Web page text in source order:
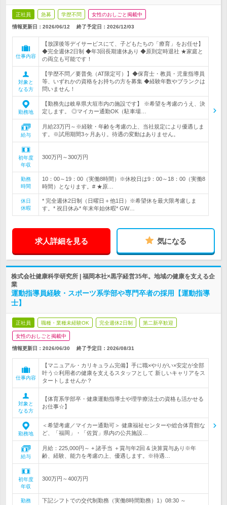
正社員 急募 学歴不問 女性のおしごと掲載中
情報更新日：2026/06/12 終了予定日： 2026/12/03
仕事内容
【放課後等デイサービスにて、子どもたちの「療育」をお任せ】
◆完全週休2日制 ◆年3回長期連休あり ◆原則定時退社 ★家庭と
の両立も可能です！
対象と
なる方
【学歴不問／要普免（AT限定可）】◆保育士・教員・児童指導員
等、いずれかの資格をお持ちの方を募集 ◆経験年数やブランクは
問いません！
勤務地
【勤務先は岐阜県大垣市内の施設です】 ※希望を考慮のうえ、決
定します。 ◎マイカー通勤OK（駐車場…
給与
月給23万円～※経験・年齢を考慮の上、当社規定により優遇しま
す。※試用期間3ヶ月あり。待遇の変動はありません。
初年度
年収
300万円～300万円
勤務
時間
10：00～19：00（実働8時間）※休校日は9：00～18：00（実働8
時間）となります。# ★原…
休日
休暇
* 完全週休2日制（日曜日＋他1日）※希望休を最大限考慮しま
す。* 祝日休み* 年末年始休暇* GW…
求人詳細を見る 気になる
株式会社健康科学研究所 | 福岡本社×黒字経営35年。地域の健康を支える企
業
運動指導員経験・スポーツ系学部や専門卒者の採用【運動指導
士】
正社員 職種・業種未経験OK 完全週休2日制 第二新卒歓迎
女性のおしごと掲載中
情報更新日：2026/06/30 終了予定日： 2026/08/31
仕事内容
【マニュアル・カリキュラム完備】手に職×やりがい×安定が全部
叶う☆利用者の健康を支えるスタッフとして 新しいキャリアをス
タートしませんか？
対象と
なる方
【体育系学部卒・健康運動指導士や理学療法士の資格も活かせる
お仕事☆】
勤務地
＜希望考慮／マイカー通勤可＞ 健康福祉センターや総合体育館な
ど、「福岡」・「佐賀」県内の公共施設…
給与
月給：225,000円～ + 諸手当 ＋賞与年2回 & 決算賞与あり※年
齢、経験、能力を考慮の上、優遇します。※待遇…
初年度
年収
300万円～400万円
勤務
下記シフトでの交代制勤務（実働8時間勤務）1）08:30 ～